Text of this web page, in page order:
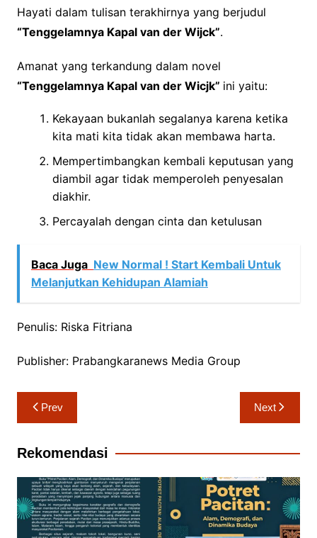
Hayati dalam tulisan terakhirnya yang berjudul
“Tenggelamnya Kapal van der Wijck”.
Amanat yang terkandung dalam novel
“Tenggelamnya Kapal van der Wicjk” ini yaitu:
Kekayaan bukanlah segalanya karena ketika
kita mati kita tidak akan membawa harta.
Mempertimbangkan kembali keputusan yang
diambil agar tidak memperoleh penyesalan
diakhir.
Percayalah dengan cinta dan ketulusan
Baca Juga New Normal ! Start Kembali Untuk
Melanjutkan Kehidupan Alamiah
Penulis: Riska Fitriana
Publisher: Prabangkaranews Media Group
Navigasi
pos
Prev Next
Rekomendasi